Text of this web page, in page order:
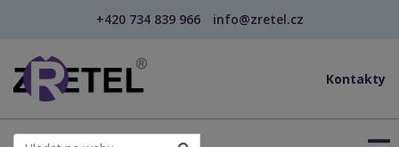
+420 734 839 966 info@zretel.cz
Kontakty